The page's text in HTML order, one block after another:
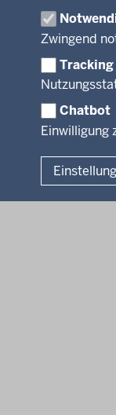
Zwingend
Tracking
Chatbot
Einwilligung
© 2026